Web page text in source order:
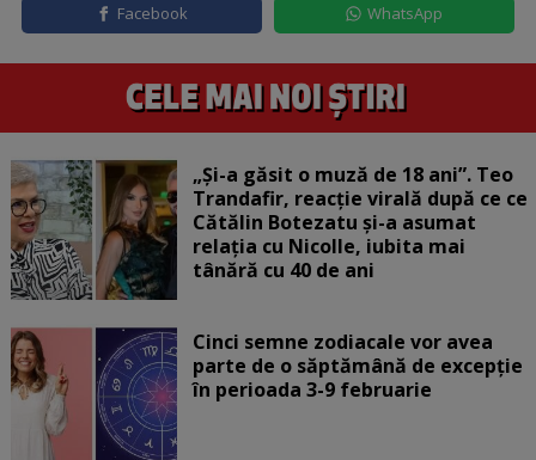
Facebook WhatsApp
„Și-a găsit o muză de 18 ani”. Teo
Trandafir, reacție virală după ce ce
Cătălin Botezatu și-a asumat
relația cu Nicolle, iubita mai
tânără cu 40 de ani
Cinci semne zodiacale vor avea
parte de o săptămână de excepție
în perioada 3-9 februarie